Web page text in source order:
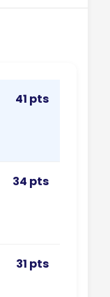
41 pts
34 pts
31 pts